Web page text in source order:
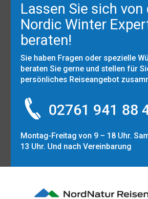
Lassen Sie sich von
Nordic Winter
beraten!
Sie haben Fragen oder spezielle
beraten Sie gerne und stellen für
persönliches Reiseangebot
02761 941 88
Montag-Freitag von 9 – 18 Uhr.
13 Uhr. Und nach Vereinbarung